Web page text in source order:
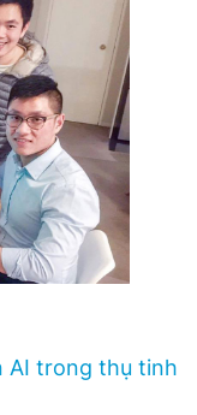
cáo
404
Chính sách bảo
AI trong thụ tinh